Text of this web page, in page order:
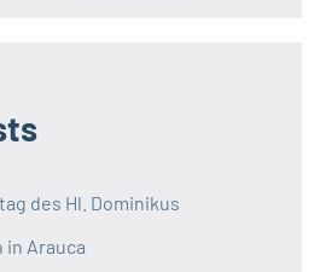
des Hl. Dominikus
in Arauca